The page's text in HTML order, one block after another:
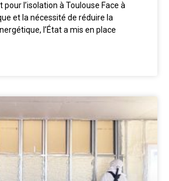
pour l’isolation à Toulouse Face à
et la nécessité de réduire la
l’État a mis en place